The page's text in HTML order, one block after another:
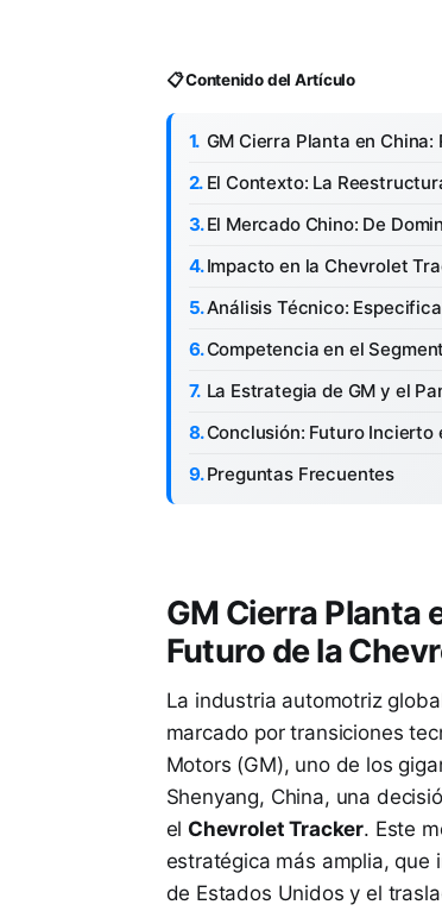
📋 Contenido del Artículo
GM Cierra Planta en
El Contexto: La
El Mercado Chino: De
Impacto en la Chevrolet
Análisis Técnico:
Competencia en el
La Estrategia de GM y el
Conclusión: Futuro Incierto
Preguntas Frecuentes
GM Cierra Planta
Futuro de la
La industria automotriz
marcado por transiciones
Motors (GM), uno de los
Shenyang, China, una
el Chevrolet Tracker. Este
estratégica más amplia, que
de Estados Unidos y el